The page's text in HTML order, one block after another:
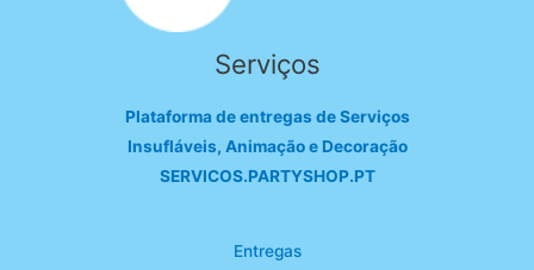
Serviços
Plataforma de entregas de Serviços
Insufláveis, Animação e Decoração
SERVICOS.PARTYSHOP.PT
Entregas